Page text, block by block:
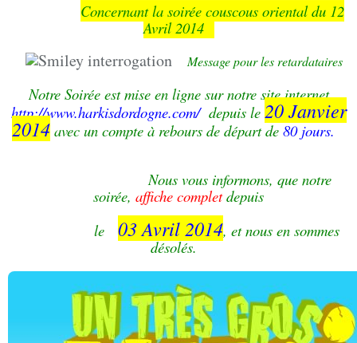
Concernant la soirée couscous oriental du 12
Avril 2014
Message pour les retardataires
Notre Soirée est mise en ligne sur notre site internet
http://www.harkisdordogne.com/ depuis le 20 Janvier
2014 avec un compte à rebours de départ de 80 jours.
Nous vous informons, que notre
soirée, affiche completdepuis
le
03 Avril 2014, et nous en sommes
désolés.